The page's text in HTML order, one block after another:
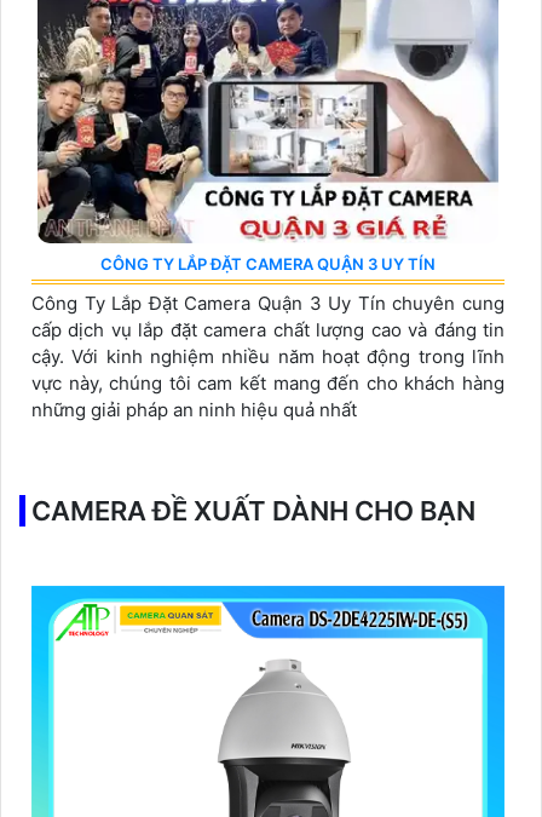
CÔNG TY LẮP ĐẶT CAMERA QUẬN 3 UY TÍN
Công Ty Lắp Đặt Camera Quận 3 Uy Tín chuyên cung
cấp dịch vụ lắp đặt camera chất lượng cao và đáng tin
cậy. Với kinh nghiệm nhiều năm hoạt động trong lĩnh
vực này, chúng tôi cam kết mang đến cho khách hàng
những giải pháp an ninh hiệu quả nhất
CAMERA ĐỀ XUẤT DÀNH CHO BẠN